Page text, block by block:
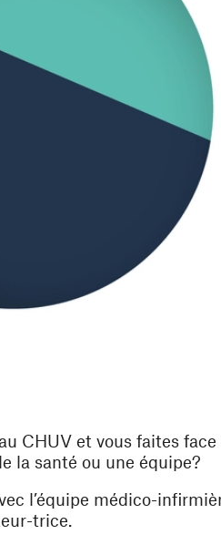
CHUV et vous faites face
la santé ou une équipe?
l’équipe médico-
trice.